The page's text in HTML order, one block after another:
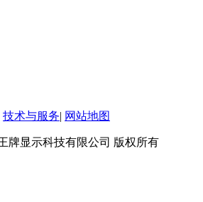
技术与服务| 网站地图
牌显示科技有限公司 版权所有